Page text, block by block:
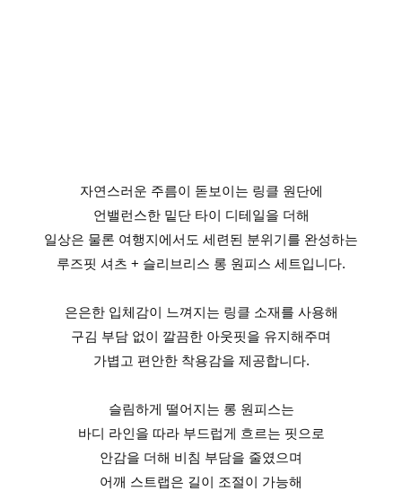
자연스러운 주름이 돋보이는 링클 원단에
언밸런스한 밑단 타이 디테일을 더해
일상은 물론 여행지에서도 세련된 분위기를 완성하는
루즈핏 셔츠 + 슬리브리스 롱 원피스 세트입니다.
은은한 입체감이 느껴지는 링클 소재를 사용해
구김 부담 없이 깔끔한 아웃핏을 유지해주며
가볍고 편안한 착용감을 제공합니다.
슬림하게 떨어지는 롱 원피스는
바디 라인을 따라 부드럽게 흐르는 핏으로
안감을 더해 비침 부담을 줄였으며
어깨 스트랩은 길이 조절이 가능해